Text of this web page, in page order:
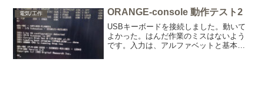
電気/工作 ORANGE-console 動作テスト2
USBキーボードを接続しました。動いて
よかった。はんだ作業のミスはないよう
です。入力は、アルファベットと基本記